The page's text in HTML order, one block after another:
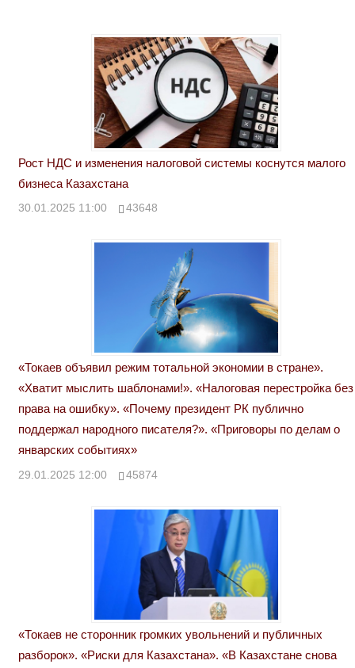
Рост НДС и изменения налоговой системы коснутся малого
бизнеса Казахстана
30.01.2025 11:00 43648
«Токаев объявил режим тотальной экономии в стране».
«Хватит мыслить шаблонами!». «Налоговая перестройка без
права на ошибку». «Почему президент РК публично
поддержал народного писателя?». «Приговоры по делам о
январских событиях»
29.01.2025 12:00 45874
«Токаев не сторонник громких увольнений и публичных
разборок». «Риски для Казахстана». «В Казахстане снова